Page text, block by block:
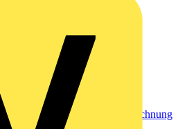
Markierung & Kennzeichnung